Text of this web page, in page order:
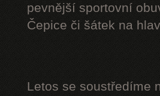
pevnější sportovní
Čepice či šátek na
Letos se soustředíme